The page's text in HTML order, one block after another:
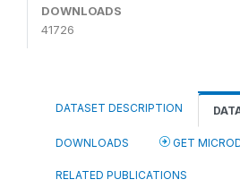
DOWNLOADS
41726
DATASET DESCRIPTION
DOWNLOADS GET
RELATED PUBLICATIONS